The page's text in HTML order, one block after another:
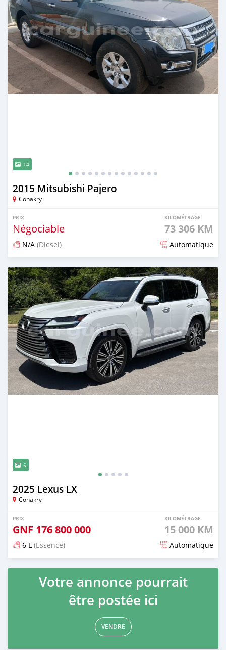
14
2015 Mitsubishi Pajero
Conakry
PRIX
Négociable
KILOMÉTRAGE
73 306 KM
N/A (Diesel) Automatique
Publié il y a environ un mois
5
2025 Lexus LX
Conakry
PRIX
GNF 176 800 000
KILOMÉTRAGE
15 000 KM
6 L (Essence) Automatique
Publié il y a environ un mois
Votre annonce pourrait
être postée ici
VENDRE